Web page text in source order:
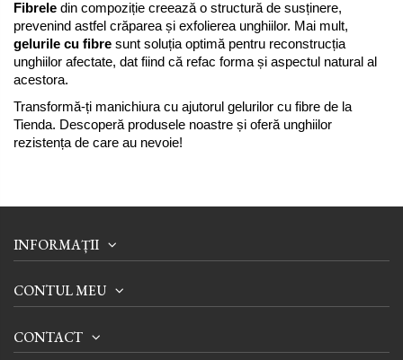
Fibrele din compoziție creează o structură de susținere,
gelurile cu fibre sunt soluția optimă pentru reconstrucția
unghiilor afectate, dat fiind că refac forma și aspectul natural al
acestora.
Transformă-ți manichiura cu ajutorul gelurilor cu fibre de la
Tienda. Descoperă produsele noastre și oferă unghiilor
rezistența de care au nevoie!
INFORMAȚII
CONTUL MEU
CONTACT